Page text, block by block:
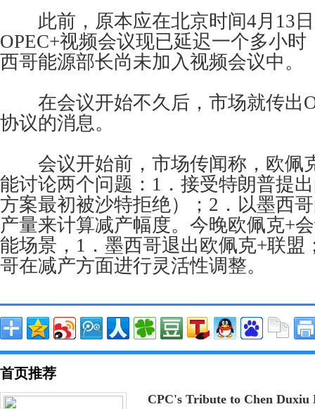
此前，原本应在北京时间4月13日
OPEC+视频会议现已延迟一个多小
西哥能源部长尚未加入视频会议中。
在会议开始不久后，市场就传出
协议的消息。
会议开始前，市场传闻称，欧佩
能讨论两个问题：1．接受特朗普提
方案最初被沙特拒绝）；2．以墨西
产量来计算减产幅度。今晚欧佩克+
能场景，1．墨西哥退出欧佩克+联盟
哥在减产方面进行灵活性调整。
首页推荐
CPC's Tribute to Chen Duxiu